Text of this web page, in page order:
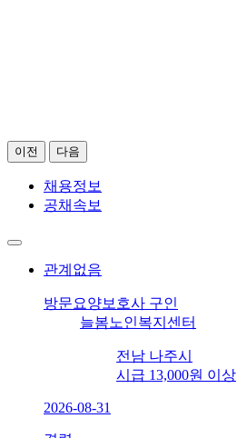
이전 다음
채용정보
공채속보
관계없음
방문요양보호사 구인
늘봄노인복지센터
전남 나주시
시급 13,000원 이상
2026-08-31